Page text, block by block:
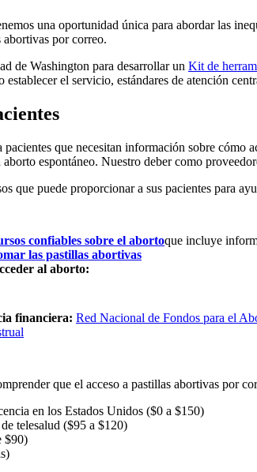
una oportunidad única para abordar las
por correo.
de Washington para desarrollar un Kit de
el servicio, estándares de atención
pacientes que necesitan información sobre
espontáneo. Nuestro deber como
que puede proporcionar a sus pacientes para
confiables sobre el abortoque incluye
las pastillas abortivas
al aborto:
financiera: ‍Red Nacional de Fondos para el
que el acceso a pastillas abortivas por
en los Estados Unidos ($0 a $150)
telesalud ($95 a $120)
$90)